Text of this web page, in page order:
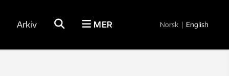
Arkiv MER Norsk | English